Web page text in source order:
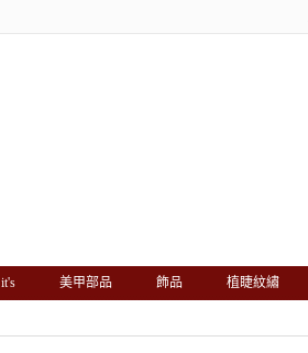
美甲部品 飾品 植睫紋繡